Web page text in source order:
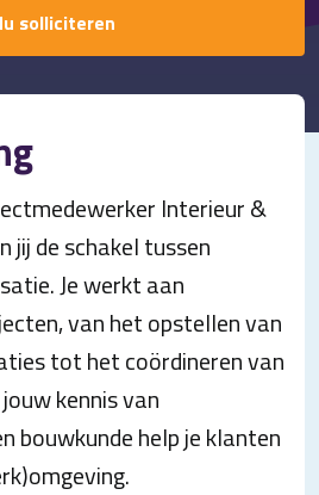
solliciteren
Interieur &
jij de schakel tussen
Je werkt aan
van het opstellen van
tot het coördineren van
kennis van
bouwkunde help je klanten